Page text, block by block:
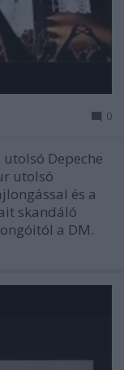
0
Depeche
utolsó
és a
skandáló
a DM.